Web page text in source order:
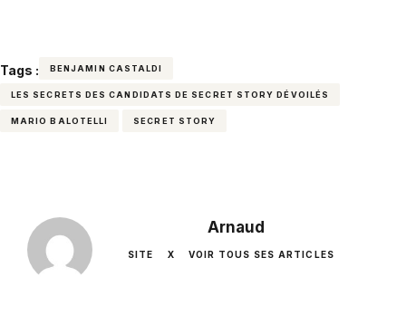
Tags : BENJAMIN CASTALDI
LES SECRETS DES CANDIDATS DE SECRET STORY DÉVOILÉS
MARIO BALOTELLI SECRET STORY
Arnaud
SITE X VOIR TOUS SES ARTICLES